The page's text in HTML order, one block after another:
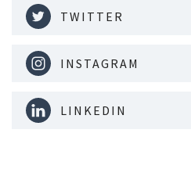
TWITTER
INSTAGRAM
LINKEDIN